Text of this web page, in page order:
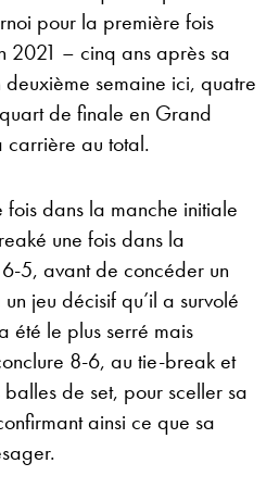
pour la première fois
2021 – cinq ans après sa
semaine ici, quatre
de finale en Grand
carrière au total.
dans la manche initiale
une fois dans la
5, avant de concéder un
jeu décisif qu’il a survolé
été le plus serré mais
8-6, au tie-break et
de set, pour sceller sa
ainsi ce que sa